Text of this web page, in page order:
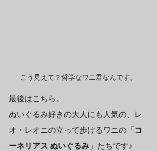
こう見えて？哲学なワニ君なんです。
最後はこちら。
ぬいぐるみ好きの大人にも人気の、レ
オ・レオニの立って歩けるワニの「 コ
ーネリアス ぬいぐるみ 」たちです♪